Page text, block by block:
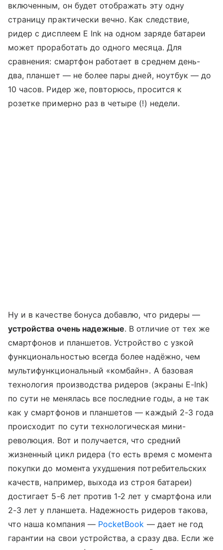
включенным, он будет отображать эту одну
страницу практически вечно. Как следствие,
ридер с дисплеем E Ink на одном заряде батареи
может проработать до одного месяца. Для
сравнения: смартфон работает в среднем день-
два, планшет — не более пары дней, ноутбук — до
10 часов. Ридер же, повторюсь, просится к
розетке примерно раз в четыре (!) недели.
Ну и в качестве бонуса добавлю, что ридеры —
устройства очень надежные. В отличие от тех же
смартфонов и планшетов. Устройство с узкой
функциональностью всегда более надёжно, чем
мультифункциональный «комбайн». А базовая
технология производства ридеров (экраны E-Ink)
по сути не менялась все последние годы, а не так
как у смартфонов и планшетов — каждый 2-3 года
происходит по сути технологическая мини-
революция. Вот и получается, что средний
жизненный цикл ридера (то есть время с момента
покупки до момента ухудшения потребительских
качеств, например, выхода из строя батареи)
достигает 5-6 лет против 1-2 лет у смартфона или
2-3 лет у планшета. Надежность ридеров такова,
что наша компания — PocketBook — дает не год
гарантии на свои устройства, а сразу два. Если же